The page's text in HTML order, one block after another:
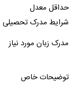
حداقل معدل
شرایط مدرک تحصیلی
مدرک زبان مورد نیاز
توضیحات خاص